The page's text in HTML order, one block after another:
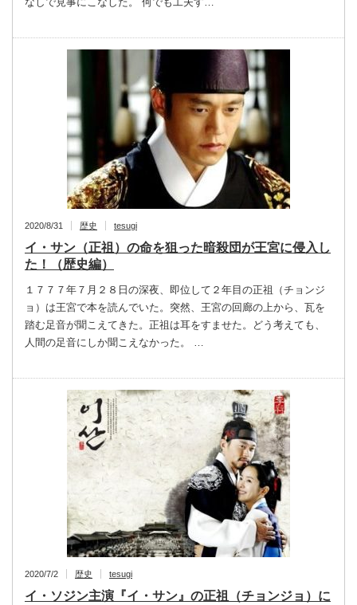
2020/8/31 歴史 tesugi
イ・サン（正祖）の命を狙った暗殺団が王宮に侵入し
た！（歴史編）
１７７７年７月２８日の深夜、即位して２年目の正祖（チョンジ
ョ）は王宮で本を読んでいた。突然、王宮の回廊の上から、瓦を
踏む足音が聞こえてきた。正祖は耳をすませた。どう考えても、
人間の足音にしか聞こえなかった。 …
2020/7/2 歴史 tesugi
イ・ソジン主演『イ・サン』の正祖（チョンジョ）に